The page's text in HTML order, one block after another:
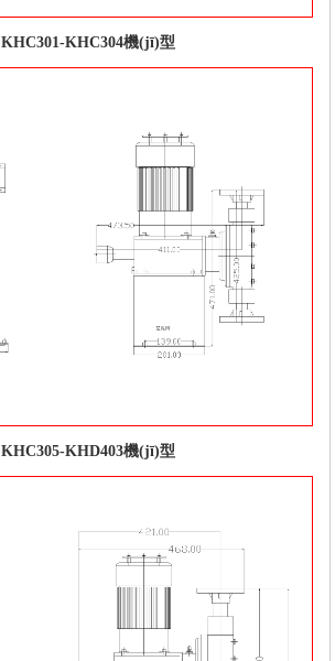
KHC301-KHC304機(jī)型
KHC305-KHD403機(jī)型